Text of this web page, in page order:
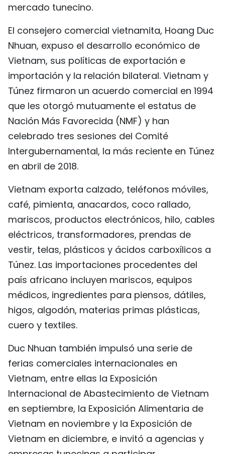
mercado tunecino.
El consejero comercial vietnamita, Hoang Duc
Nhuan, expuso el desarrollo económico de
Vietnam, sus políticas de exportación e
importación y la relación bilateral. Vietnam y
Túnez firmaron un acuerdo comercial en 1994
que les otorgó mutuamente el estatus de
Nación Más Favorecida (NMF) y han
celebrado tres sesiones del Comité
Intergubernamental, la más reciente en Túnez
en abril de 2018.
Vietnam exporta calzado, teléfonos móviles,
café, pimienta, anacardos, coco rallado,
mariscos, productos electrónicos, hilo, cables
eléctricos, transformadores, prendas de
vestir, telas, plásticos y ácidos carboxílicos a
Túnez. Las importaciones procedentes del
país africano incluyen mariscos, equipos
médicos, ingredientes para piensos, dátiles,
higos, algodón, materias primas plásticas,
cuero y textiles.
Duc Nhuan también impulsó una serie de
ferias comerciales internacionales en
Vietnam, entre ellas la Exposición
Internacional de Abastecimiento de Vietnam
en septiembre, la Exposición Alimentaria de
Vietnam en noviembre y la Exposición de
Vietnam en diciembre, e invitó a agencias y